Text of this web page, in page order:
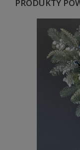
PRODUKTY